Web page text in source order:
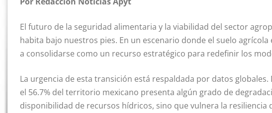
El futuro de la seguridad alimentaria y la viabilidad del sector
habita bajo nuestros pies. En un escenario donde el suelo
a consolidarse como un recurso estratégico para redefinir los
La urgencia de esta transición está respaldada por datos
el 56.7% del territorio mexicano presenta algún grado de
disponibilidad de recursos hídricos, sino que vulnera la